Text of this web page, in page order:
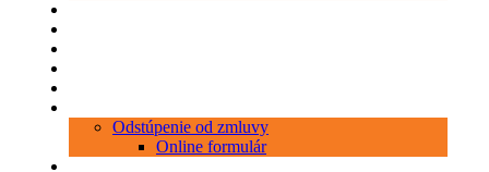
Odstúpenie od zmluvy
Online formulár